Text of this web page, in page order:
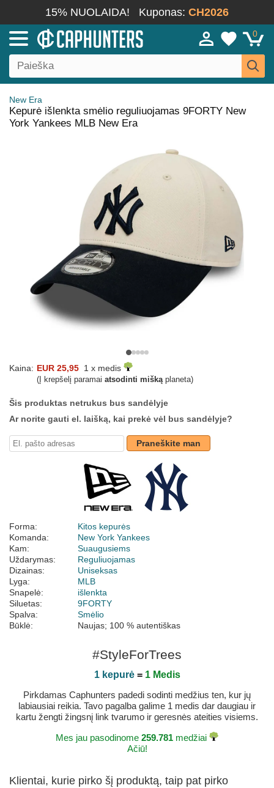
15% NUOLAIDA! Kuponas: CH2026
0
New Era
Kepurė išlenkta smėlio reguliuojamas 9FORTY New
York Yankees MLB New Era
Kaina: EUR 25,95 1 x medis
(Į krepšelį paramai atsodinti miškąplaneta)
Šis produktas netrukus bus sandėlyje
Ar norite gauti el. laišką, kai prekė vėl bus sandėlyje?
Praneškite man
Forma:
Kitos kepurės
Komanda:
New York Yankees
Kam:
Suaugusiems
Uždarymas:
Reguliuojamas
Dizainas:
Uniseksas
Lyga:
MLB
Snapelė:
išlenkta
Siluetas:
9FORTY
Spalva:
Smėlio
Būklė:
Naujas; 100 % autentiškas
#StyleForTrees
1 kepurė= 1 Medis
Pirkdamas Caphunters padedi sodinti medžius ten, kur jų
labiausiai reikia. Tavo pagalba galime 1 medis dar daugiau ir
kartu žengti žingsnį link tvarumo ir geresnės ateities visiems.
Mes jau pasodinome 259.781 medžiai
Ačiū!
Klientai, kurie pirko šį produktą, taip pat pirko